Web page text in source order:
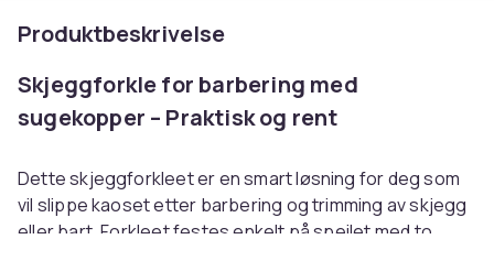
Produktbeskrivelse
Skjeggforkle for barbering med
sugekopper – Praktisk og rent
Dette skjeggforkleet er en smart løsning for deg som
vil slippe kaoset etter barbering og trimming av skjegg
eller bart. Forkleet festes enkelt på speilet med to